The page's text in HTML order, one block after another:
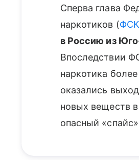
Сперва глава
наркотиков (
в Россию из
Впоследствии
наркотика
оказались
новых веществ
опасный